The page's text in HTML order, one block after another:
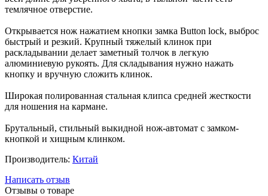
темлячное отверстие.
Открывается нож нажатием кнопки замка Button lock, выброс
быстрый и резкий. Крупный тяжелый клинок при
раскладывании делает заметный толчок в легкую
алюминиевую рукоять. Для складывания нужно нажать
кнопку и вручную сложить клинок.
Широкая полированная стальная клипса средней жесткости
для ношения на кармане.
Брутальный, стильный выкидной нож-автомат с замком-
кнопкой и хищным клинком.
Производитель: Китай
Написать отзыв
Отзывы о товаре